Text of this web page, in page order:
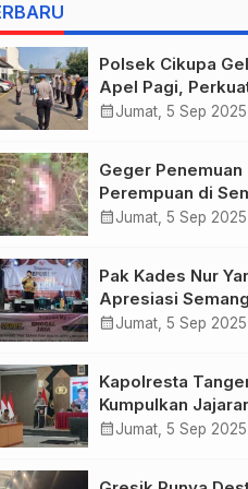
harrowing
Polsek Cikupa
Apel Pagi,
Kedisiplinan
calendar_monthJumat, 5 Sep 2025
Geger Penemuan
Perempuan di
semak Bunar,
calendar_monthJumat, 5 Sep 2025
Pak Kades Nur
Apresiasi
Warga Dusun Duri
calendar_monthJumat, 5 Sep 2025
Kapolresta
Kumpulkan
Pejabat Utama dan
calendar_monthJumat, 5 Sep 2025